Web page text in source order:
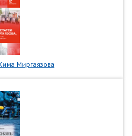
Миргаязова